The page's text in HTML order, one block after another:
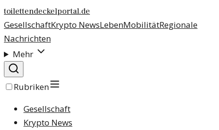
toilettendeckelportal.de
GesellschaftKrypto NewsLebenMobilitätRegionale
Nachrichten
Mehr
Rubriken
Gesellschaft
Krypto News